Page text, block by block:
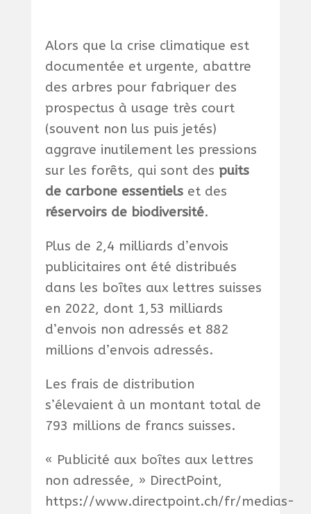
Alors que la crise climatique est
documentée et urgente, abattre
des arbres pour fabriquer des
prospectus à usage très court
(souvent non lus puis jetés)
aggrave inutilement les pressions
sur les forêts, qui sont des puits
de carbone essentielset des
réservoirs de biodiversité.
Plus de 2,4 milliards d’envois
publicitaires ont été distribués
dans les boîtes aux lettres suisses
en 2022, dont 1,53 milliards
d’envois non adressés et 882
millions d’envois adressés.
Les frais de distribution
s’élevaient à un montant total de
793 millions de francs suisses.
« Publicité aux boîtes aux lettres
non adressée, » DirectPoint,
https://www.directpoint.ch/fr/medias-